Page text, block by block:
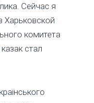
Сейчас я
Харьковской
комитета
стал